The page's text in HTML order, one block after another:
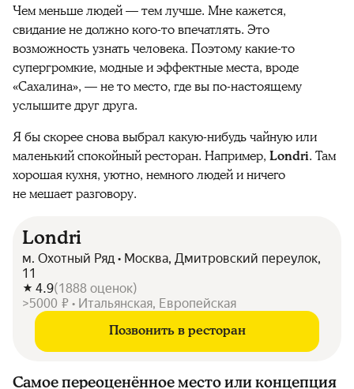
Чем меньше людей — тем лучше. Мне кажется,
свидание не должно кого-то впечатлять. Это
возможность узнать человека. Поэтому какие-то
супергромкие, модные и эффектные места, вроде
«Сахалина», — не то место, где вы по-настоящему
услышите друг друга.
Я бы скорее снова выбрал какую-нибудь чайную или
маленький спокойный ресторан. Например, Londri. Там
хорошая кухня, уютно, немного людей и ничего
не мешает разговору.
Londri
м. Охотный Ряд • Москва, Дмитровский переулок,
11
4.9(1888 оценок)
>5000 ₽ • Итальянская, Европейская
Позвонить в ресторан
Самое переоценённое место или концепция